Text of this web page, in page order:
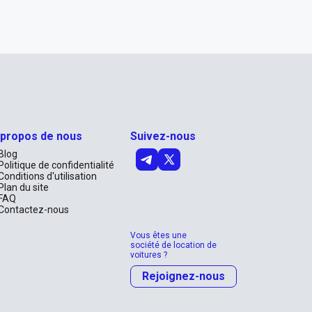
de nous
Blog
Politique de confidentialité
d'utilisation
Plan du site
FAQ
nous
Suivez-nous
Vous êtes une
société de location de
voitures ?
Rejoignez-nous